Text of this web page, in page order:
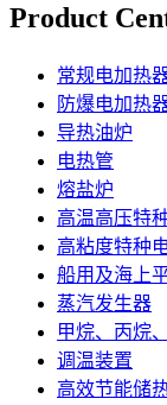
Product
常规电加热
防爆电加热
导热油炉
电热管
熔盐炉
高温高压特
高粘度特种
船用及海上
蒸汽发生器
甲烷、丙烷
调温装置
高效节能储